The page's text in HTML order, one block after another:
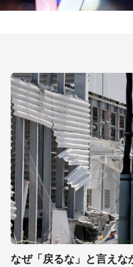
なぜ「戻るな」と言えな